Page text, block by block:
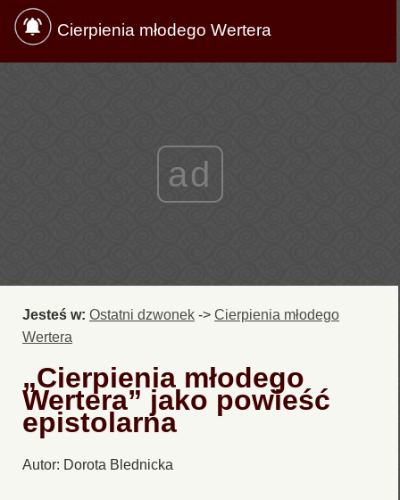
Cierpienia młodego Wertera
ad
Jesteś w: Ostatni dzwonek -> Cierpienia młodego
Wertera
„Cierpienia młodego
Wertera” jako powieść
epistolarna
Autor: Dorota Blednicka